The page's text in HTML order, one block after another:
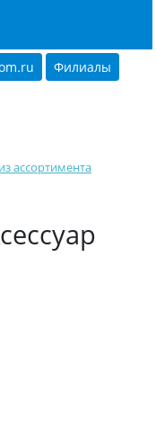
.ru Филиалы
ассортимента